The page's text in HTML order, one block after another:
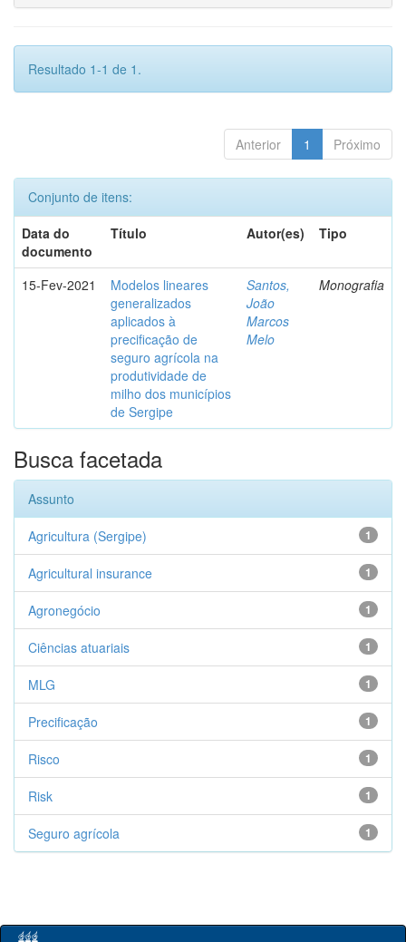
Resultado 1-1 de 1.
Anterior 1 Próximo
Conjunto de itens:
Data do
documento
Título Autor(es) Tipo
15-Fev-2021
Modelos lineares
generalizados
aplicados à
precificação de
seguro agrícola na
produtividade de
milho dos municípios
de Sergipe
Santos,
João
Marcos
Melo
Monografia
Busca facetada
Assunto
1
Agricultura (Sergipe)
1
Agricultural insurance
1
Agronegócio
1
Ciências atuariais
1
MLG
1
Precificação
1
Risco
1
Risk
1
Seguro agrícola